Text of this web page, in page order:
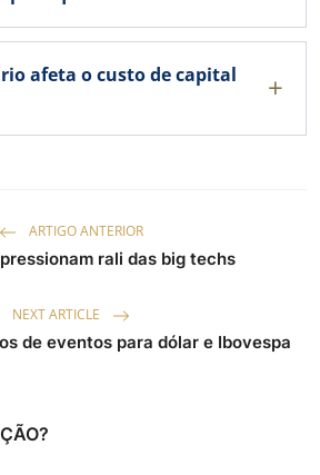
afeta o custo de capital
ARTIGO ANTERIOR
rali das big techs
NEXT ARTICLE
de eventos para dólar e Ibovespa